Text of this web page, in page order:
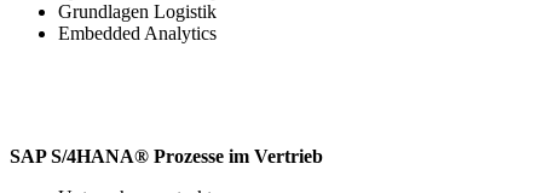
Grundlagen Logistik
Embedded Analytics
SAP S/4HANA® Prozesse im Vertrieb